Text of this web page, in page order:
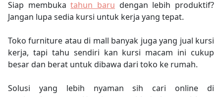
Siap membukatahun baru dengan lebih produktif?
Jangan lupa sedia kursi untuk kerja yang tepat.
Toko furniture atau di mall banyak juga yang jual kursi
kerja, tapi tahu sendiri kan kursi macam ini cukup
besar dan berat untuk dibawa dari toko ke rumah.
Solusi yang lebih nyaman sih cari online di